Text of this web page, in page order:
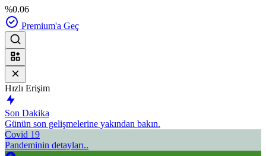
%0.06
Premium'a Geç
Hızlı Erişim
Son Dakika
Günün son gelişmelerine yakından bakın.
Covid 19
Pandeminin detayları..